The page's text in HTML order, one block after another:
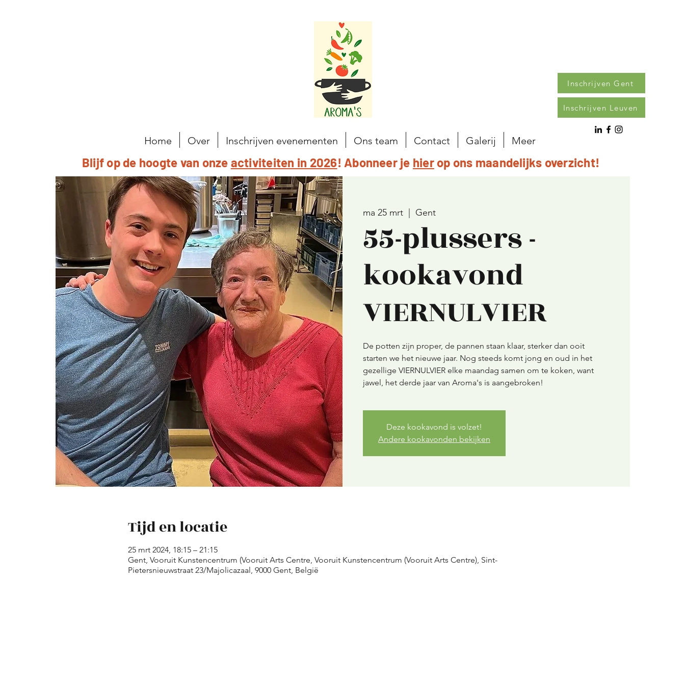
Inschrijven Gent
Inschrijven Leuven
Home Over Inschrijven evenementen Ons team Contact Galerij Meer
Blijf op de hoogte van onze activiteiten in 2026! Abonneer je hierop ons maandelijks overzicht!
ma 25 mrt Gent
55-plussers -
kookavond
VIERNULVIER
De potten zijn proper, de pannen staan klaar, sterker dan ooit
starten we het nieuwe jaar. Nog steeds komt jong en oud in het
gezellige VIERNULVIER elke maandag samen om te koken, want
Deze kookavond is volzet!
Andere kookavonden bekijken
Tijd en locatie
25 mrt 2024, 18:15 – 21:15
Gent, Vooruit Kunstencentrum (Vooruit Arts Centre, Vooruit Kunstencentrum (Vooruit Arts Centre), Sint-
Pietersnieuwstraat 23/Majolicazaal, 9000 Gent, België